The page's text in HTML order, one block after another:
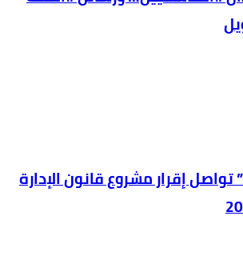
تواصل إقرار مشروع قانون الإدارة